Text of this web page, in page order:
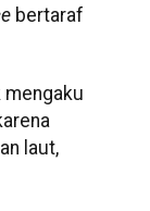
bertaraf
mengaku
laut,